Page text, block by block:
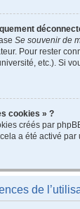
Se souvenir de
Pour rester
etc.). Si
cookies » ?
créés par
a été activé
de